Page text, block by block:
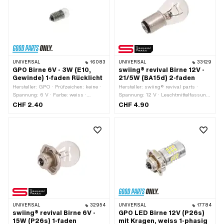
UNIVERSAL 16083
GPO Birne 6V - 3W (E10,
Gewinde) 1-faden Rücklicht
Hersteller: GPO · Prüfzeichen: keine ·
Spannung: 6 V · Farbe: weiss ·
Gesamtlänge: 24 mm ·
CHF 2.40
UNIVERSAL 33129
swiing® revival Birne 12V -
21/5W (BA15d) 2-faden
Hersteller: swiing® revival parts ·
Spannung: 12 V · Leuchtmittelfassung:
BA15d · Gesamtlänge: 48 mm · Farbe:
· Ø Lampenkopf: 25 mm · LED: Nein
CHF 4.90
UNIVERSAL 32954
swiing® revival Birne 6V -
15W (P26s) 1-faden
UNIVERSAL 17784
GPO LED Birne 12V (P26s)
mit Kragen, weiss 1-phasig